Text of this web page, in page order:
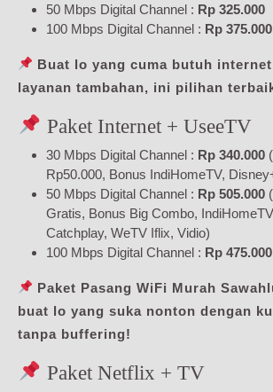
50 Mbps Digital Channel : Rp 325.000
100 Mbps Digital Channel : Rp 375.000
Buat lo yang cuma butuh
layanan tambahan, ini pilihan
Paket Internet + UseeTV
30 Mbps Digital Channel : Rp 340.000
Rp50.000, Bonus IndiHomeTV,
50 Mbps Digital Channel : Rp 505.000
Gratis, Bonus Big Combo,
Catchplay, WeTV Iflix, Vidio)
100 Mbps Digital Channel : Rp 475.000
Paket Pasang WiFi Murah
buat lo yang suka nonton dengan
tanpa buffering!
Paket Netflix + TV